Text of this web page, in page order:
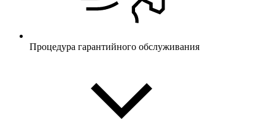
Процедура гарантийного обслуживания